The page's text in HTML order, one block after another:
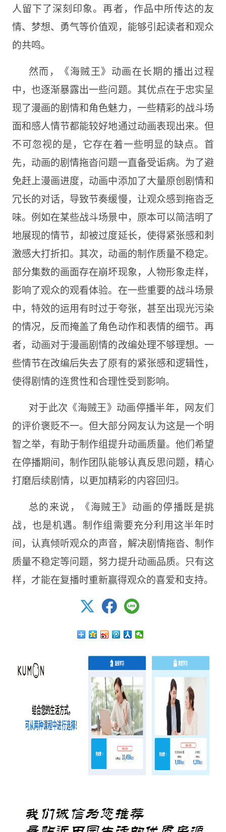
人留下了深刻印象。再者，作品中所传达的友
情、梦想、勇气等价值观，能够引起读者和观众
的共鸣。
然而，《海贼王》动画在长期的播出过程
中，也逐渐暴露出一些问题。其优点在于忠实呈
现了漫画的剧情和角色魅力，一些精彩的战斗场
面和感人情节都能较好地通过动画表现出来。但
不可忽视的是，它存在着一些明显的缺点。首
先，动画的剧情拖沓问题一直备受诟病。为了避
免赶上漫画进度，动画中添加了大量原创剧情和
冗长的对话，导致节奏缓慢，让观众感到拖沓乏
味。例如在某些战斗场景中，原本可以简洁明了
地展现的情节，却被过度延长，使得紧张感和刺
激感大打折扣。其次，动画的制作质量不稳定。
部分集数的画面存在崩坏现象，人物形象走样，
影响了观众的观看体验。在一些重要的战斗场景
中，特效的运用有时过于夸张，甚至出现光污染
的情况，反而掩盖了角色动作和表情的细节。再
者，动画对于漫画剧情的改编处理不够理想。一
些情节在改编后失去了原有的紧张感和逻辑性，
使得剧情的连贯性和合理性受到影响。
对于此次《海贼王》动画停播半年，网友们
的评价褒贬不一。但大部分网友认为这是一个明
智之举，有助于制作组提升动画质量。他们希望
在停播期间，制作团队能够认真反思问题，精心
打磨后续剧情，以更加精彩的内容回归。
总的来说，《海贼王》动画的停播既是挑
战，也是机遇。制作组需要充分利用这半年时
间，认真倾听观众的声音，解决剧情拖沓、制作
质量不稳定等问题，努力提升动画品质。只有这
样，才能在复播时重新赢得观众的喜爱和支持。